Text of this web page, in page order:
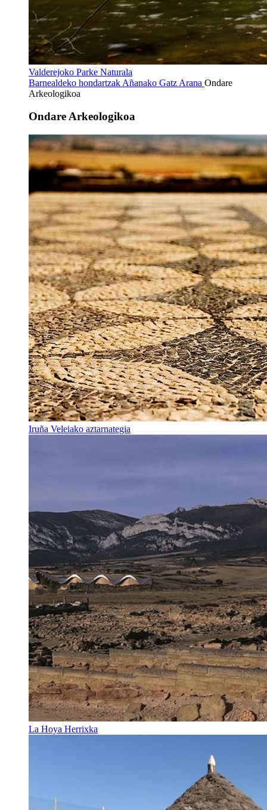
Valderejoko Parke Naturala
Barnealdeko hondartzak Añanako Gatz Arana Ondare
Arkeologikoa
Ondare Arkeologikoa
Iruña Veleiako aztarnategia
La Hoya Herrixka